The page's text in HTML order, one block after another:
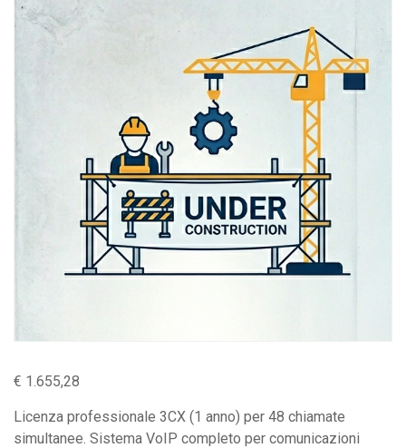
€ 1.655,28
Licenza professionale 3CX (1 anno) per 48 chiamate
simultanee. Sistema VoIP completo per comunicazioni